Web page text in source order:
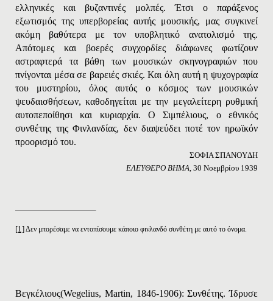
ελληνικές και βυζαντινές μολπές. Έτσι ο παράξενος
εξωτισμός της υπερβορείας αυτής μουσικής, μας συγκινεί
ακόμη βαθύτερα με τον υποβλητικό ανατολισμό της.
Απότομες και βοερές συγχορδίες διάφωνες φωτίζουν
αστραφτερά τα βάθη των μουσικών σκηνογραφιών που
πνίγονται μέσα σε βαρειές σκιές. Και όλη αυτή η ψυχογραφία
του μυστηρίου, όλος αυτός ο κόσμος των μουσικών
ψευδαισθήσεων, καθοδηγείται με την μεγαλείτερη ρυθμική
αυτοπεποίθησι και κυριαρχία. Ο Σιμπέλιους, ο εθνικός
συνθέτης της Φινλανδίας, δεν διαψεύδει ποτέ τον ηρωϊκόν
προορισμό του.
ΣOΦIA ΣΠANOYΔH
EΛEYΘEPO BHMA , 30 Νοεμβρίου 1939
[1]Δεν μπορέσαμε να εντοπίσουμε κάποιο φινλανδό συνθέτη με αυτό το όνομα.
Βεγκέλιους(Wegelius, Martin, 1846-1906): Συνθέτης. Ίδρυσε